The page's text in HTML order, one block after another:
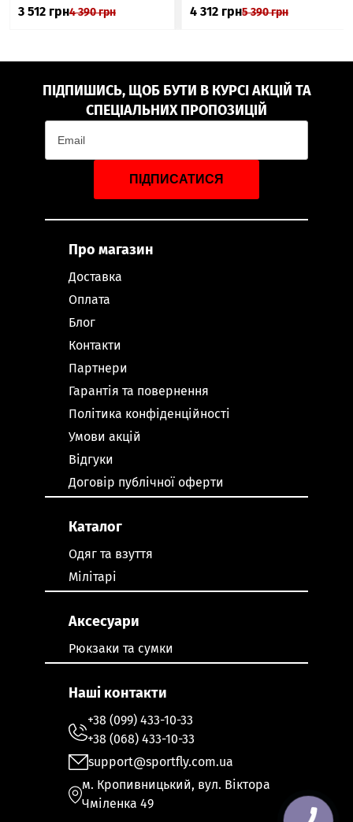
3 512 грн4 390грн 4 312 грн5 390грн
ПІДПИШИСЬ, ЩОБ БУТИ В КУРСІ АКЦІЙ ТА
СПЕЦІАЛЬНИХ ПРОПОЗИЦІЙ
ПІДПИСАТИСЯ
Про магазин
Доставка
Оплата
Блог
Контакти
Партнери
Гарантія та повернення
Політика конфіденційності
Умови акцій
Відгуки
Договір публічної оферти
Каталог
Одяг та взуття
Мілітарі
Аксесуари
Рюкзаки та сумки
Наші контакти
+38 (099) 433-10-33
+38 (068) 433-10-33
support@sportfly.com.ua
м. Кропивницький, вул. Віктора
Чміленка 49
КНОПКА